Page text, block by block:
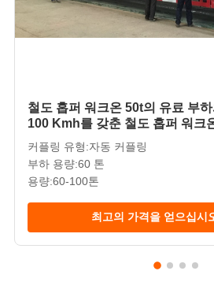
160kmh 에어컨 승차차 350km/h
상부 G 왜건
RTH44 철도 평판 왜건 높이 1.2M 길
크 왜건
철도 홉퍼 워크온 50t의 유료 부
100 Kmh를 갖춘 철도 홉퍼 워크
커플링 유형:자동 커플링
부하 용량:60 톤
용량:60-100톤
최고의 가격을 얻으십시